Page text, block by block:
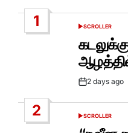
1
POSTED
SCROLLER
Post2 days ago
2
POSTED
SCROLLER